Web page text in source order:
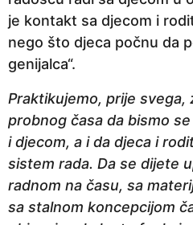
je kontakt sa djecom i
nego što djeca počnu da
genijalca“.
Praktikujemo, prije svega,
probnog časa da bismo
i djecom, a i da djeca i
sistem rada. Da se dijete
radnom na času, sa
sa stalnom koncepcijom